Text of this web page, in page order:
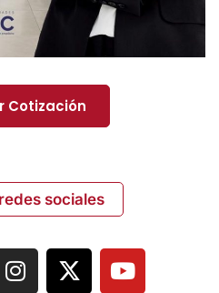
Cotización
sociales